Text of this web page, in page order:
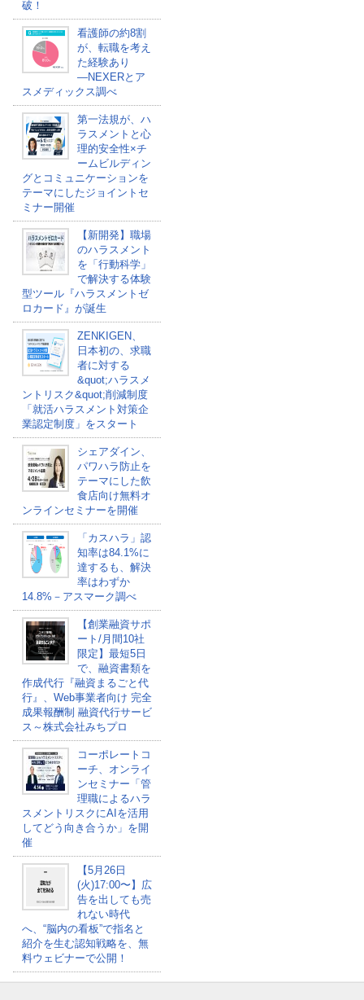
破！
看護師の約8割
が、転職を考え
た経験あり
―NEXERとア
スメディックス調べ
第一法規が、ハ
ラスメントと心
理的安全性×チ
ームビルディン
グとコミュニケーションを
テーマにしたジョイントセ
ミナー開催
【新開発】職場
のハラスメント
を「行動科学」
で解決する体験
型ツール『ハラスメントゼ
ロカード』が誕生
ZENKIGEN、
日本初の、求職
者に対する
&quot;ハラスメ
ントリスク&quot;削減制度
「就活ハラスメント対策企
業認定制度」をスタート
シェアダイン、
パワハラ防止を
テーマにした飲
食店向け無料オ
ンラインセミナーを開催
「カスハラ」認
知率は84.1%に
達するも、解決
率はわずか
14.8%－アスマーク調べ
【創業融資サポ
ート/月間10社
限定】最短5日
で、融資書類を
作成代行『融資まるごと代
行』、Web事業者向け 完全
成果報酬制 融資代行サービ
ス～株式会社みちプロ
コーポレートコ
ーチ、オンライ
ンセミナー「管
理職によるハラ
スメントリスクにAIを活用
してどう向き合うか」を開
催
【5月26日
(火)17:00〜】広
告を出しても売
れない時代
へ、“脳内の看板”で指名と
紹介を生む認知戦略を、無
料ウェビナーで公開！